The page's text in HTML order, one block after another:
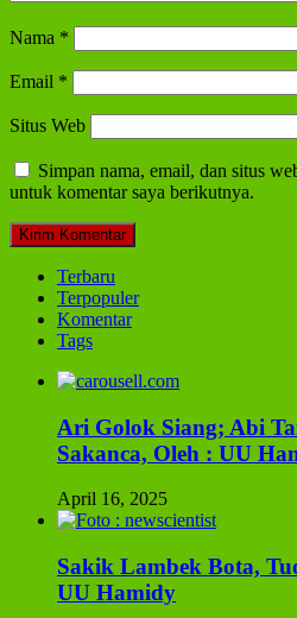
Nama *
Email *
Situs Web
Simpan nama, email, dan situs
untuk komentar saya berikutnya.
Terbaru
Terpopuler
Komentar
Tags
Ari Golok Siang; Abi
Sakanca, Oleh : UU
April 16, 2025
Sakik Lambek Bota,
UU Hamidy